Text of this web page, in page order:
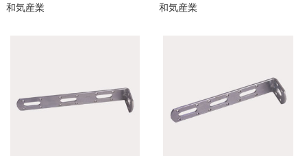
和気産業
和気産業